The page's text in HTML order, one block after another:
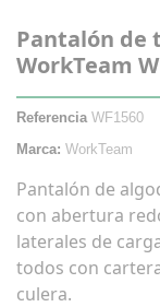
Pantalón de
WorkTeam
Referencia WF1560
Marca: WorkTeam
Pantalón de
con abertura
laterales de
todos con
culera.